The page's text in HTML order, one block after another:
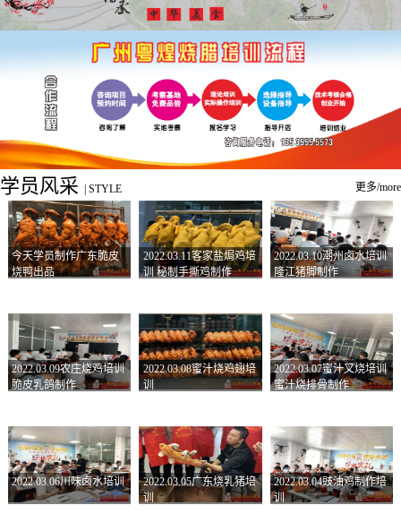
学员风采 STYLE 更多/more
今天学员制作广东脆皮
烧鸭出品
2022.03.11客家盐焗鸡培
训 秘制手撕鸡制作
2022.03.10潮州卤水培训
隆江猪脚制作
2022.03.09农庄烧鸡培训
脆皮乳鸽制作
2022.03.08蜜汁烧鸡翅培
训
2022.03.07蜜汁叉烧培训
蜜汁烧排骨制作
2022.03.06川味卤水培训
2022.03.05广东烧乳猪培
训
2022.03.04豉油鸡制作培
训